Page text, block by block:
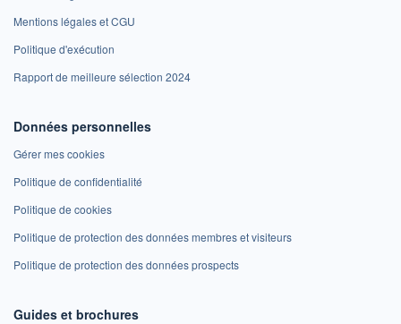
Mentions légales et CGU
Politique d'exécution
Rapport de meilleure sélection 2024
Données personnelles
Gérer mes cookies
Politique de confidentialité
Politique de cookies
Politique de protection des données membres et visiteurs
Politique de protection des données prospects
Guides et brochures